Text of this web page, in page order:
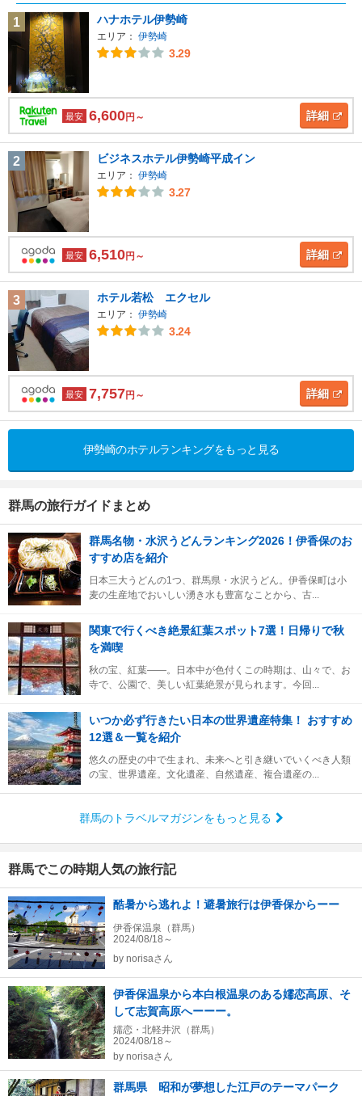
1 ハナホテル伊勢崎
エリア： 伊勢崎
3.29
最安 6,600円～ 詳細
2 ビジネスホテル伊勢崎平成イン
エリア： 伊勢崎
3.27
最安 6,510円～ 詳細
3 ホテル若松 エクセル
エリア： 伊勢崎
3.24
最安 7,757円～ 詳細
伊勢崎のホテルランキングをもっと見る
群馬の旅行ガイドまとめ
群馬名物・水沢うどんランキング2026！伊香保のお
すすめ店を紹介
日本三大うどんの1つ、群馬県・水沢うどん。伊香保町は小
麦の生産地でおいしい湧き水も豊富なことから、古...
関東で行くべき絶景紅葉スポット7選！日帰りで秋
を満喫
秋の宝、紅葉――。日本中が色付くこの時期は、山々で、お
寺で、公園で、美しい紅葉絶景が見られます。今回...
いつか必ず行きたい日本の世界遺産特集！ おすすめ
12選＆一覧を紹介
悠久の歴史の中で生まれ、未来へと引き継いでいくべき人類
の宝、世界遺産。文化遺産、自然遺産、複合遺産の...
群馬のトラベルマガジンをもっと見る
群馬でこの時期人気の旅行記
酷暑から逃れよ！避暑旅行は伊香保からーー
伊香保温泉（群馬）
2024/08/18～
by norisaさん
伊香保温泉から本白根温泉のある嬬恋高原、そ
して志賀高原へーーー。
嬬恋・北軽井沢（群馬）
2024/08/18～
by norisaさん
群馬県 昭和が夢想した江戸のテーマパーク